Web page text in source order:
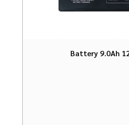
Battery 9.0Ah